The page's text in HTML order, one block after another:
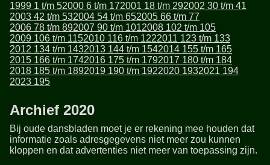
1999 1 t/m 52000 6 t/m 172001 18 t/m 292002 30 t/m 41
2003 42 t/m 532004 54 t/m 652005 66 t/m 77
2006 78 t/m 892007 90 t/m 1012008 102 t/m 105
2009 106 t/m 1152010 116 t/m 1222011 123 t/m 133
2012 134 t/m 1432013 144 t/m 1542014 155 t/m 165
2015 166 t/m 1742016 175 t/m 1792017 180 t/m 184
2018 185 t/m 1892019 190 t/m 1922020 1932021 194
2023 195
Archief 2020
Bij oude dansbladen moet je er rekening mee houden dat
informatie zoals adresgegevens niet meer zou kunnen
kloppen en dat advertenties niet meer van toepassing zijn.